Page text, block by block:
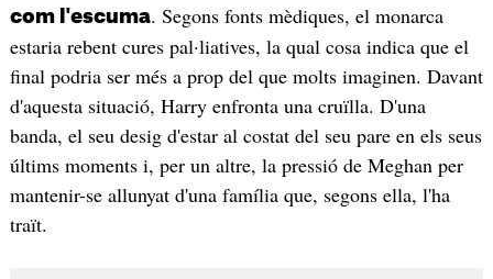
com l'escuma. Segons fonts mèdiques, el monarca
estaria rebent cures pal·liatives, la qual cosa indica que el
final podria ser més a prop del que molts imaginen. Davant
d'aquesta situació, Harry enfronta una cruïlla. D'una
banda, el seu desig d'estar al costat del seu pare en els seus
últims moments i, per un altre, la pressió de Meghan per
mantenir-se allunyat d'una família que, segons ella, l'ha
traït.